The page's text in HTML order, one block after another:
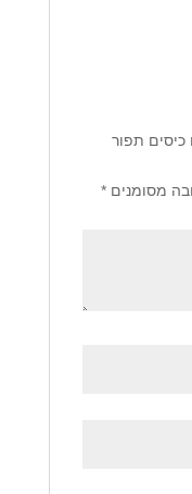
כיסים תפור
מסומנים *